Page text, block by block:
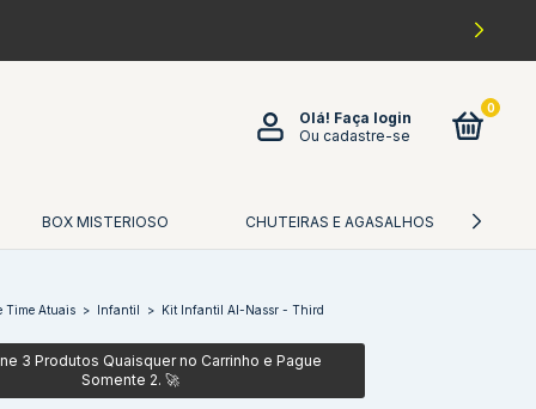
Olá! Faça login
Ou cadastre-se
0
BOX MISTERIOSO CHUTEIRAS E AGASALHOS
Time Atuais > Infantil > Kit Infantil Al-Nassr - Third